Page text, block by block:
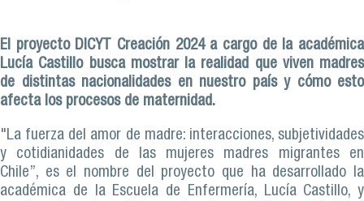
El proyecto DICYT Creación 2024 a cargo de la académica
Lucía Castillo busca mostrar la realidad que viven madres
de distintas nacionalidades en nuestro país y cómo esto
afecta los procesos de maternidad.
"La fuerza del amor de madre: interacciones, subjetividades
y cotidianidades de las mujeres madres migrantes en
Chile”, es el nombre del proyecto que ha desarrollado la
académica de la Escuela de Enfermería, Lucía Castillo, y